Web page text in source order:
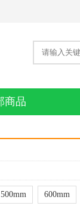
商品
500mm 600mm